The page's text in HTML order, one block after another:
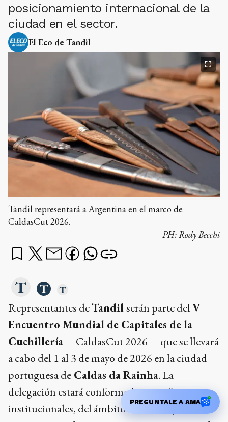
posicionamiento internacional de la
ciudad en el sector.
El Eco de Tandil
Tandil representará a Argentina en el marco de
CaldasCut 2026.
PH: Rody Becchi
Representantes deTandilserán parte delV
Encuentro Mundial de Capitales de la
Cuchillería—CaldasCut 2026— que se llevará
a cabo del 1 al 3 de mayo de 2026 en la ciudad
portuguesa de Caldas da Rainha. La
delegación estará conformada por referentes
institucionales, del ámbito educativo y del
PREGUNTALE A AMA